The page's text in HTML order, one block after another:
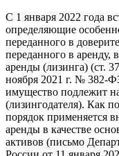
С 1 января 2022 года
определяющие
переданного в
переданного в аренду,
аренды (лизинга) (ст.
ноября 2021 г. № 382-
имущество подлежит
(лизингодателя). Как
порядок применяется
аренды в качестве
активов (письмо